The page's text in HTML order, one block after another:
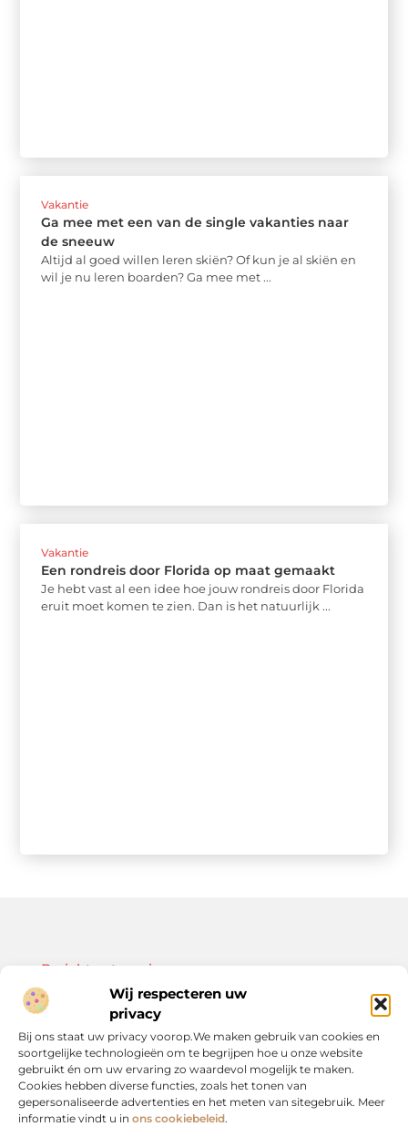
Wij respecteren uw
privacy
Bij ons staat uw privacy voorop.We maken gebruik van cookies en
soortgelijke technologieën om te begrijpen hoe u onze website
gebruikt én om uw ervaring zo waardevol mogelijk te maken.
Cookies hebben diverse functies, zoals het tonen van
gepersonaliseerde advertenties en het meten van sitegebruik. Meer
informatie vindt u in ons cookiebeleid.
Vakantie
Ga mee met een van de single vakanties naar
de sneeuw
Altijd al goed willen leren skiën? Of kun je al skiën en
wil je nu leren boarden? Ga mee met ...
Vakantie
Een rondreis door Florida op maat gemaakt
Je hebt vast al een idee hoe jouw rondreis door Florida
eruit moet komen te zien. Dan is het natuurlijk ...
Onze informatie
Bericht categorie